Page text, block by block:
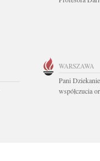
WARSZAWA
Pani
współczucia